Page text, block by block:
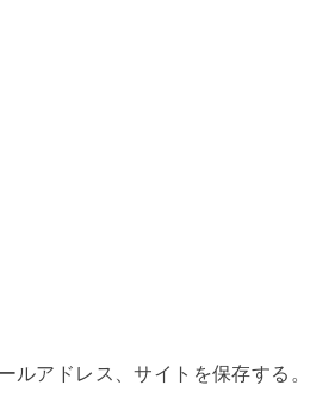
アドレス、サイトを保存する。